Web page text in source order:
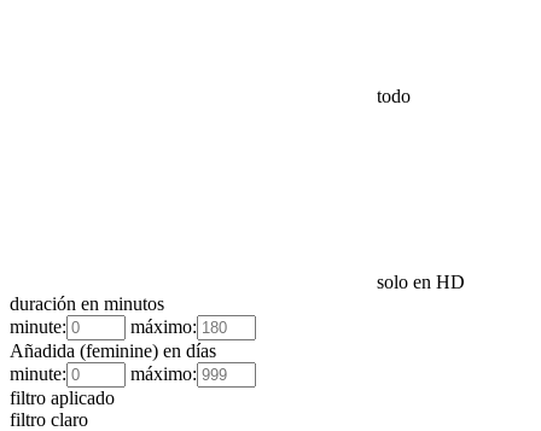
todo
solo en HD
duración en minutos
minute:
máximo:
Añadida (feminine) en días
minute:
máximo:
filtro aplicado
filtro claro